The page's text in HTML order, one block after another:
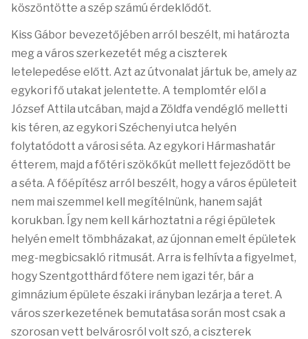
köszöntötte a szép számú érdeklődőt.
Kiss Gábor bevezetőjében arról beszélt, mi határozta
meg a város szerkezetét még a ciszterek
letelepedése előtt. Azt az útvonalat jártuk be, amely az
egykori fő utakat jelentette. A templomtér elől a
József Attila utcában, majd a Zöldfa vendéglő melletti
kis téren, az egykori Széchenyi utca helyén
folytatódott a városi séta. Az egykori Hármashatár
étterem, majd a főtéri szökőkút mellett fejeződött be
a séta. A főépítész arról beszélt, hogy a város épületeit
nem mai szemmel kell megítélnünk, hanem saját
korukban. Így nem kell kárhoztatni a régi épületek
helyén emelt tömbházakat, az újonnan emelt épületek
meg-megbicsakló ritmusát. Arra is felhívta a figyelmet,
hogy Szentgotthárd főtere nem igazi tér, bár a
gimnázium épülete északi irányban lezárja a teret. A
város szerkezetének bemutatása során most csak a
szorosan vett belvárosról volt szó, a ciszterek